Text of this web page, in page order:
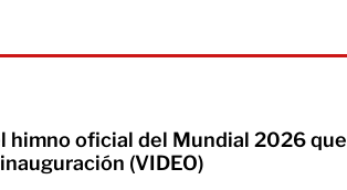
himno oficial del Mundial 2026 que
(VIDEO)